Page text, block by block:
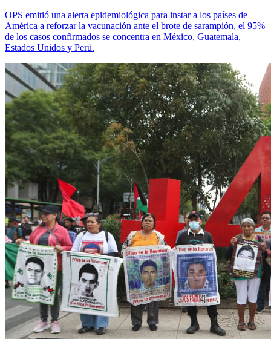
OPS emitió una alerta epidemiológica para instar a los países de
América a reforzar la vacunación ante el brote de sarampión, el 95%
de los casos confirmados se concentra en México, Guatemala,
Estados Unidos y Perú.